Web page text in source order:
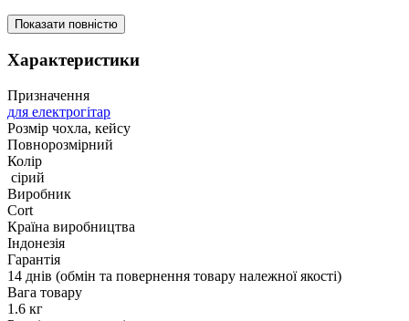
Показати повністю
Характеристики
Призначення
для електрогітар
Розмір чохла, кейсу
Повнорозмірний
Колір
сірий
Виробник
Cort
Країна виробництва
Індонезія
Гарантія
14 днів (обмін та повернення товару належної якості)
Вага товару
1.6 кг